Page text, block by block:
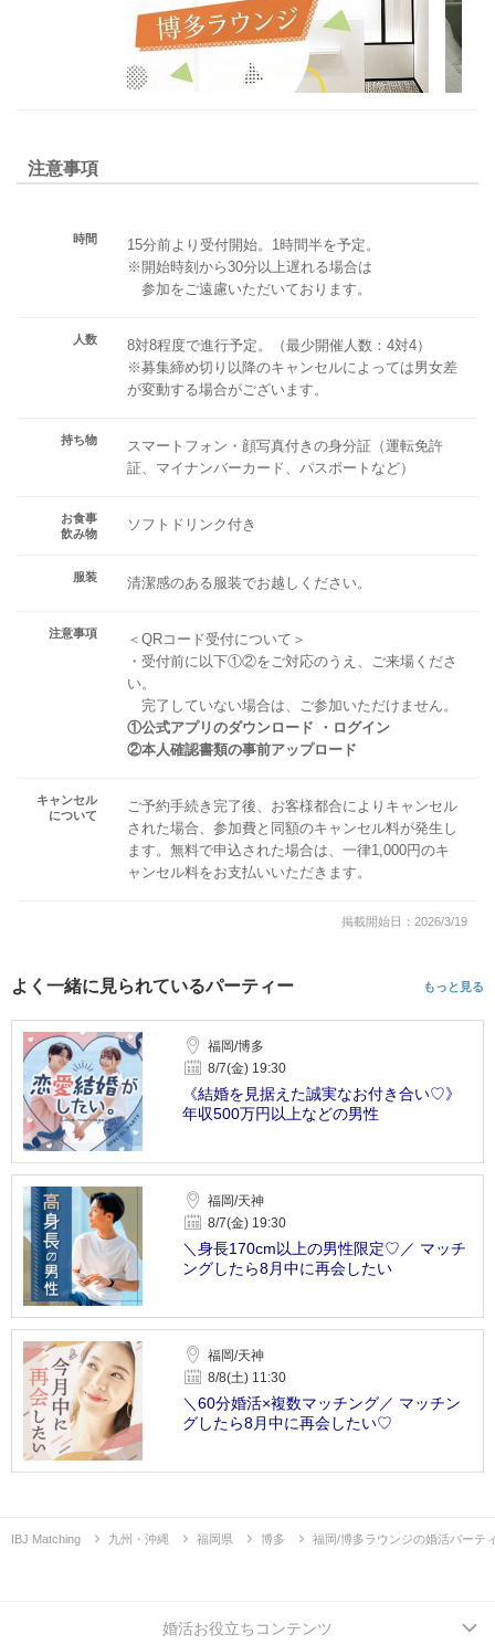
注意事項
時間
15分前より受付開始。1時間半を予定。
※開始時刻から30分以上遅れる場合は
参加をご遠慮いただいております。
人数
8対8程度で進行予定。（最少開催人数：4対4）
※募集締め切り以降のキャンセルによっては男女差
が変動する場合がございます。
持ち物
スマートフォン・顔写真付きの身分証（運転免許
証、マイナンバーカード、パスポートなど）
お食事
飲み物
ソフトドリンク付き
服装 清潔感のある服装でお越しください。
注意事項
＜QRコード受付について＞
・受付前に以下①②をご対応のうえ、ご来場くださ
い。
完了していない場合は、ご参加いただけません。
①公式アプリのダウンロード ・ログイン
②本人確認書類の事前アップロード
キャンセル
について
ご予約手続き完了後、お客様都合によりキャンセル
された場合、参加費と同額のキャンセル料が発生し
ます。無料で申込された場合は、一律1,000円のキ
ャンセル料をお支払いいただきます。
掲載開始日：2026/3/19
よく一緒に見られているパーティー もっと見る
福岡/博多
8/7(金) 19:30
《結婚を見据えた誠実なお付き合い♡》
年収500万円以上などの男性
福岡/天神
8/7(金) 19:30
＼身長170cm以上の男性限定♡／ マッチ
ングしたら8月中に再会したい
福岡/天神
8/8(土) 11:30
＼60分婚活×複数マッチング／ マッチン
グしたら8月中に再会したい♡
IBJ Matching 九州・沖縄 福岡県 博多 福岡/博多ラウンジの婚活パーテ
婚活お役立ちコンテンツ